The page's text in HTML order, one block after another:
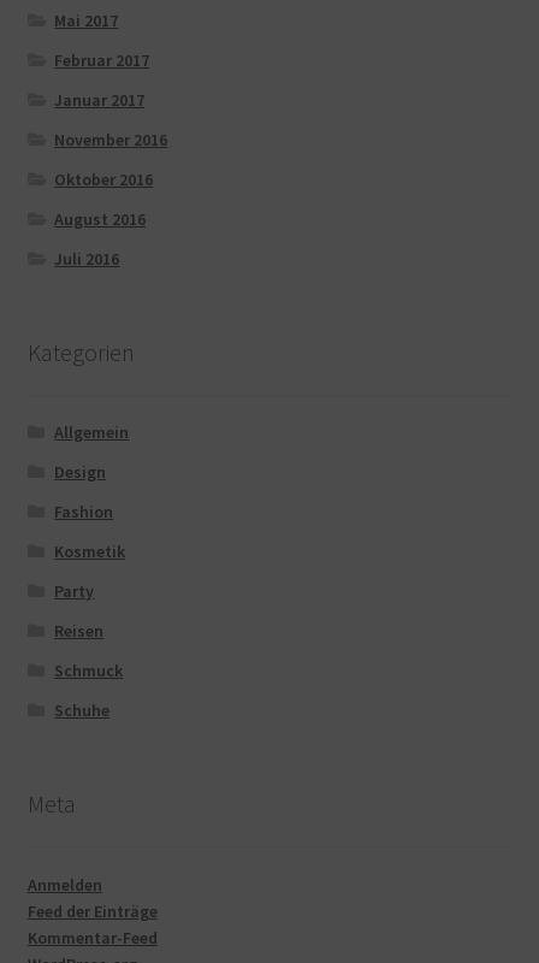
Mai 2017
Februar 2017
Januar 2017
November 2016
Oktober 2016
August 2016
Juli 2016
Kategorien
Allgemein
Design
Fashion
Kosmetik
Party
Reisen
Schmuck
Schuhe
Meta
Anmelden
Feed der Einträge
Kommentar-Feed